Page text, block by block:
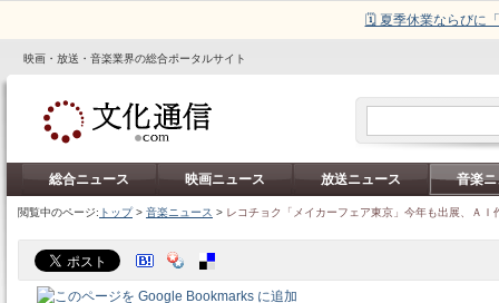
🗓️ 夏季休業ならびに
映画・放送・音楽業界の総合ポータルサイト
総合ニュース 映画ニュース 放送ニュース 音楽
閲覧中のページ: トップ> 音楽ニュース > レコチョク「メイカーフェア東京」今年も出展、ＡＩ